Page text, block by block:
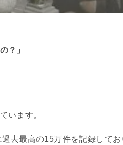
？」
います。
去最高の15万件を記録してお